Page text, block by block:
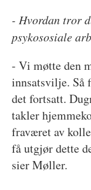
- Hvordan tror
psykososiale
- Vi møtte den
innsatsvilje. Så
det fortsatt.
takler
fraværet av
få utgjør dette
sier Møller.